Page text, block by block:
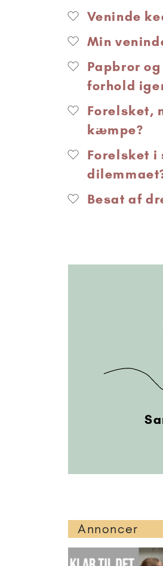
Veninde
Min
Papbror
forhold
Forelsket,
kæmpe?
Forelsket i
Besat af
Annoncer